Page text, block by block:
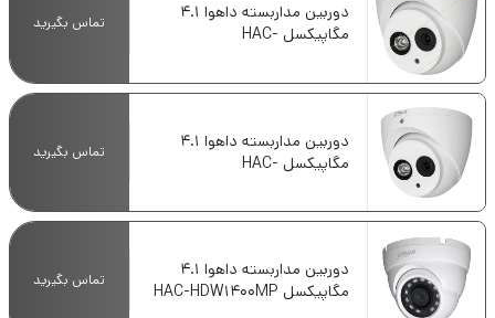
دوربین مداربسته داهوا 4.1
مگاپیکسل HAC-
تماس بگیرید
دوربین مداربسته داهوا 4.1
مگاپیکسل HAC-
تماس بگیرید
دوربین مداربسته داهوا 4.1
مگاپیکسل HAC-HDW1400MP
تماس بگیرید